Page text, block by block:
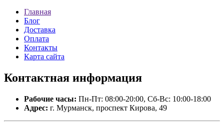
Главная
Блог
Доставка
Оплата
Контакты
Карта сайта
Контактная информация
Рабочие часы: Пн-Пт: 08:00-20:00, Сб-Вс: 10:00-18:00
Адрес: г. Мурманск, проспект Кирова, 49